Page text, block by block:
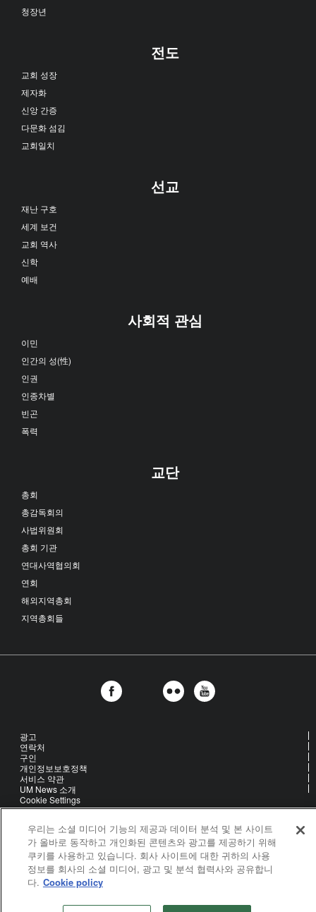
청장년
전도
교회 성장
제자화
신앙 간증
다문화 섬김
교회일치
선교
재난 구호
세계 보건
교회 역사
신학
예배
사회적 관심
이민
인간의 성(性)
인권
인종차별
빈곤
폭력
교단
총회
총감독회의
사법위원회
총회 기관
연대사역협의회
연회
해외지역총회
지역총회들
광고
연락처
구인
개인정보보호정책
서비스 약관
UM News 소개
Cookie Settings
United Methodist Communications is an agency of The United
Methodist Church
©2026United Methodist Communications. All Rights Reserved
우리는 소셜 미디어 기능의 제공과 데이터 분석 및 본 사이트
가 올바로 동작하고 개인화된 콘텐츠와 광고를 제공하기 위해
쿠키를 사용하고 있습니다. 회사 사이트에 대한 귀하의 사용
정보를 회사의 소셜 미디어, 광고 및 분석 협력사와 공유합니
다. Cookie policy